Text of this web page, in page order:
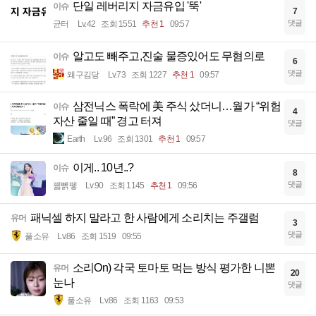
이슈 단일 레버리지 자금유입 '뚝'
균터 Lv.42 조회 1551 추천 1 09:57
7
댓글
이슈 알고도 빼주고,진술 물증있어도 무혐의로
왜구김당 Lv.73 조회 1227 추천 1 09:57
6
댓글
이슈 삼전닉스 폭락에 美 주식 샀더니…월가 “위험
자산 줄일 때” 경고 터져
Earth Lv.96 조회 1301 추천 1 09:57
4
댓글
이슈 이게.. 10년..?
꿻뻵뗗 Lv.90 조회 1145 추천 1 09:56
8
댓글
유머 패닉셀 하지 말라고 한 사람에게 소리치는 주갤럼
풀소유 Lv.86 조회 1519 09:55
3
댓글
유머 소리On) 각국 토마토 먹는 방식 평가한 니뽄
눈나
풀소유 Lv.86 조회 1163 09:53
20
댓글